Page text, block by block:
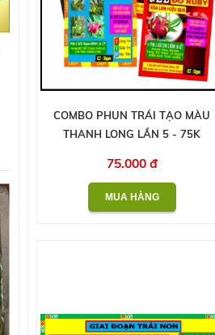
COMBO PHUN TRÁI TẠO MÀU
THANH LONG LẦN 5 - 75K
75.000 đ